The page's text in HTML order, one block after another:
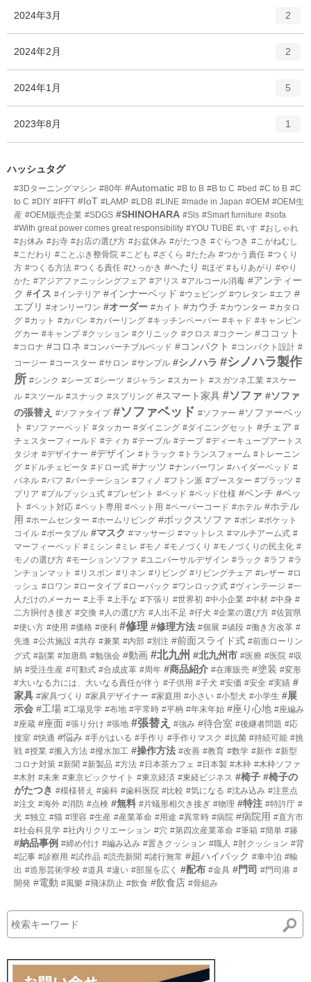
ー
2024年3月
ー
2
2024年2月
ー
2
2024年1月
ー
5
2023年8月
リ
数
1
ハッシュタグ
#3Dターニングマシン #80年 #Automatic #B to B #B to C #bed #C to B #C
to C #DIY #IFFT #IoT #LAMP #LDB #LINE #made in Japan #OEM #OEM生
産 #OEM販売企業 #SDGS #SHINOHARA #Sls #Smart furniture #sofa
#With great power comes great responsibility #YOU TUBE #いす #おしゃれ
#お休み #お寺 #お店の選び方 #お盆休み #がたつき #ぐらつき #こがねむし
#こだわり #ことぶき整骨院 #こども #ざくら #たたみ #つかう責任 #つくり
方 #つくる方法 #つくる責任 #ひっかき #へたり #ほぞ #もりあがり #やり
かた #アジアファニッシングフェア #アリス #アルコール消毒 #アンティー
ク #イス #インテリア #インナーベッド #ウェピング #ウレタン #エフ #
エブリ #オンリーワン #オーダー #カイト #カウチ #カウンター #カタロ
グ #カット #カバン #カバーリング #キッチンペーパー #キャド #キャンピン
グカー #キャンプ #クッション #クリニック #クロス #コクーン #ココット
#コロナ #コロネ #コンバーチブルベッド #コンパクト #コンパクト設計 #
コージー #コースター #サロン #サンプル #シノハラ #シノハラ製作
所 #シンク #シーズ #シーツ #ジャラン #スカート #スガツネ工業 #スケー
ル #スツール #スナック #スプリング #スマート家具 #ソファ #ソファ
の張替え #ソファタイプ #ソファベッド #ソファー #ソファーベッ
ト #ソファーベッド #タッカー #ダイニング #ダイニングセット #チェア #
チェスターフィールド #ティカ #テーブル #テープ #ディーキューブアートス
タジオ #デザイナー #デザイン #トラック #トランスフォーム #トレーニン
グ #ドルチェビータ #ドロー式 #ナッツ #ナンバーワン #ハイダーベッド #
パネル #パフ #パーテーション #フィノ #フトン派 #ブースター #プラッツ #
プリア #プルプッシュ式 #プレゼント #ベッド #ベッド仕様 #ベンチ #ペッ
ト #ペット対応 #ペット専用 #ペット用 #ペーパーコード #ホテル #ホテル
用 #ホームセンター #ホームリビング #ボックスソファ #ボン #ポケット
コイル #ポータブル #マスク #マッサージ #マットレス #マルチアーム式 #
マーフィーベッド #ミシン #ミレ #モノ #モノづくり #モノづくりの民主化 #
モノの選び方 #モーションソファ #ユニバーサルデザイン #ラック #ラフ #ラ
ンチョンマット #リスボン #リネン #リビング #リビングチェア #レザー #ロ
ッシュ #ロワン #ロータイプ #ローバック #ワンロック式 #ヴィンテージ #一
人だけのメーカー #上手 #上手な #下張り #世界初 #中小企業 #中材 #中身 #
二方胴付き接ぎ #交換 #人の選び方 #人出不足 #仔犬 #企業の選び方 #佐賀県
#使い方 #使用 #価格 #便利 #修理 #修理方法 #個展 #値段 #働き方改革 #
先進 #公共施設 #共存 #兼業 #内部 #別注 #前面スライド式 #前面ローリン
グ式 #副業 #加唐島 #勉強会 #動画 #北九州 #北九州市 #医療 #医院 #収
納 #受注生産 #可動式 #合成皮革 #周年 #商品紹介 #在庫販売 #塗装 #変形
#大いなる力には、大いなる責任が伴う #子供用 #子犬 #安価 #安全 #実績 #
家具 #家具づくり #家具デザイナー #家庭用 #小さい #小型犬 #小学生 #展
示会 #工場 #工場見学 #布地 #平常時 #平枘 #年末年始 #座り心地 #座編み
#座蔵 #座面 #張り分け #張地 #張替え #強み #待合室 #後継者問題 #応
接室 #快適 #悩み #手がはいる #手作り #手作りマスク #抗菌 #持続可能 #挑
戦 #授業 #搬入方法 #撥水加工 #操作方法 #改善 #教育 #数学 #新作 #新型
コロナ対策 #新聞 #新製品 #方法 #日本茶カフェ #日本製 #木枠 #木枠ソファ
#木肘 #未来 #東京ビックサイト #東京経済 #東経ビジネス #椅子 #椅子の
がたつき #模様替え #歯科 #歯科医院 #比較 #気になる #沈み込み #注意点
#注文 #海外 #消防 #点検 #無料 #片蟻形相欠き接ぎ #物理 #特注 #特許庁 #
犬 #独立 #猫 #理容 #生産 #産業革命 #用途 #異常時 #病院 #病院用 #直方市
#社会科見学 #社内リクリエーション #穴 #第四次産業革命 #筆箱 #簡単 #籐
#納品事例 #締め付け #編み込み #置きクッション #職人 #肘クッション #背
#記事 #診察用 #試作品 #読売新聞 #諸行無常 #超ハイバック #車中泊 #輸
出 #造形芸術学校 #道具 #違い #部屋を広く #配布 #金具 #門司 #門司港 #
開発 #電動 #風樂 #飛沫防止 #飲食 #飲食店 #骨組み